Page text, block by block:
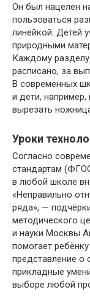
Он был нацелен
пользоваться
линейкой. Детей
природными
Каждому
расписано, за
В современных
и дети, например,
вырезать
Уроки
Согласно
стандартам
в любой школе
«Неправильно
ряда», —
методического
и науки Москвы
помогает
представление о
прикладные
выборе любой